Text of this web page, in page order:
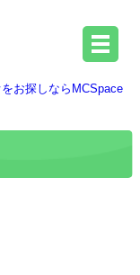
お探しならMCSpace